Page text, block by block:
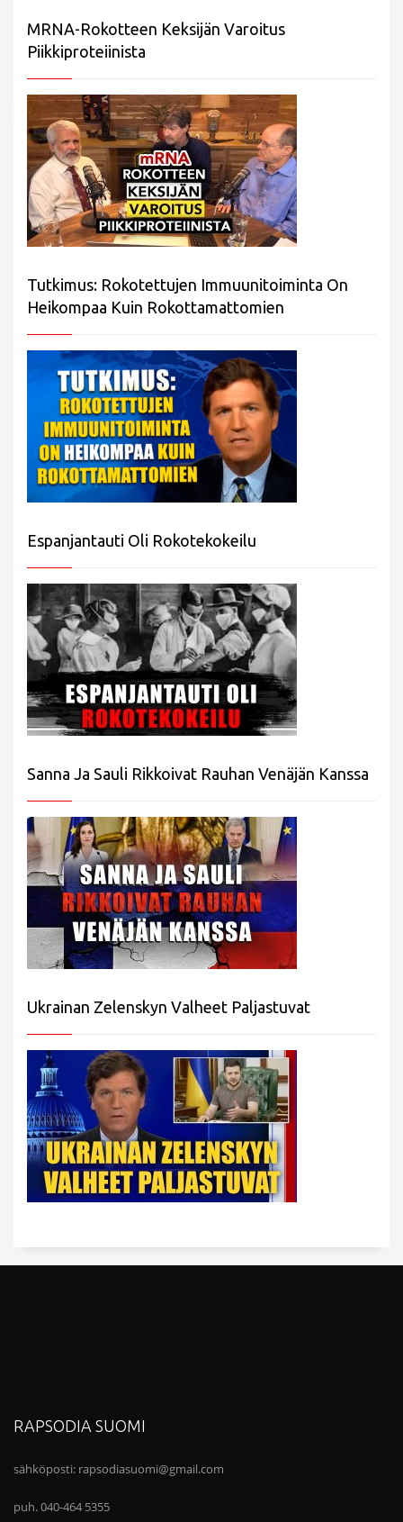
MRNA-Rokotteen Keksijän Varoitus
Piikkiproteiinista
Tutkimus: Rokotettujen Immuunitoiminta On
Heikompaa Kuin Rokottamattomien
Espanjantauti Oli Rokotekokeilu
Sanna Ja Sauli Rikkoivat Rauhan Venäjän Kanssa
Ukrainan Zelenskyn Valheet Paljastuvat
RAPSODIA SUOMI
sähköposti: rapsodiasuomi@gmail.com
puh. 040-464 5355